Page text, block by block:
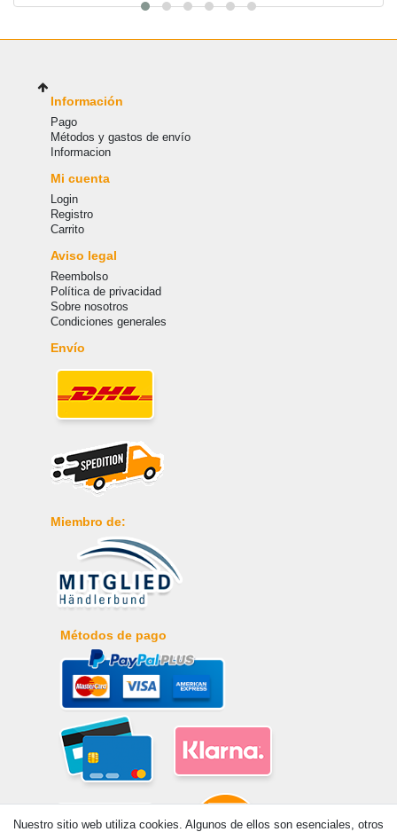
Información
Pago
Métodos y gastos de envío
Informacion
Mi cuenta
Login
Registro
Carrito
Aviso legal
Reembolso
Política de privacidad
Sobre nosotros
Condiciones generales
Envío
Miembro de:
Métodos de pago
Nuestro sitio web utiliza cookies. Algunos de ellos son esenciales, otros